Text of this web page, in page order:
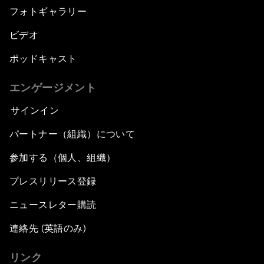
フォトギャラリー
ビデオ
ポッドキャスト
エンゲージメント
サインイン
パートナー（組織）について
参加する（個人、組織）
プレスリリース登録
ニュースレター購読
連絡先 (英語のみ)
リンク